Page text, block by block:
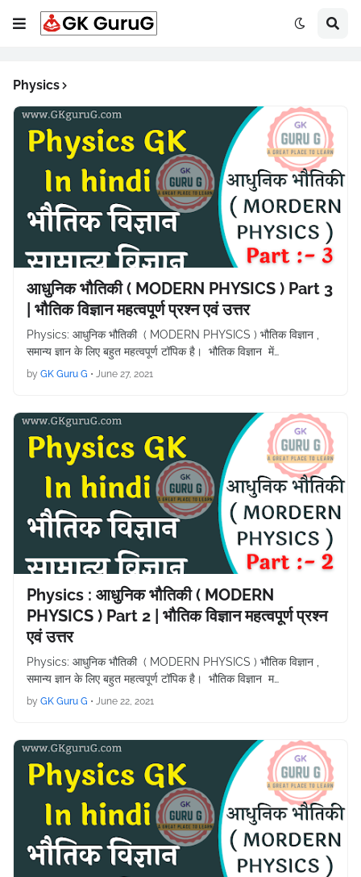
Physics
आधुनिक भौतिकी ( MODERN PHYSICS ) Part 3
| भौतिक विज्ञान महत्वपूर्ण प्रश्न एवं उत्तर
Physics: आधुनिक भौतिकी ( MODERN PHYSICS ) भौतिक विज्ञान ,
समान्य ज्ञान के लिए बहुत महत्वपूर्ण टॉपिक है। भौतिक विज्ञान में…
by GK Guru G • June 27, 2021
Physics : आधुनिक भौतिकी ( MODERN
PHYSICS ) Part 2 | भौतिक विज्ञान महत्वपूर्ण प्रश्न
एवं उत्तर
Physics: आधुनिक भौतिकी ( MODERN PHYSICS ) भौतिक विज्ञान ,
समान्य ज्ञान के लिए बहुत महत्वपूर्ण टॉपिक है। भौतिक विज्ञान म…
by GK Guru G • June 22, 2021